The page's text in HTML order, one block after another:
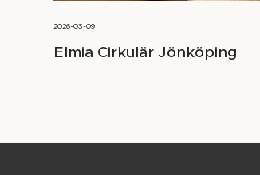
2026-03-09
Elmia Cirkulär Jönköping